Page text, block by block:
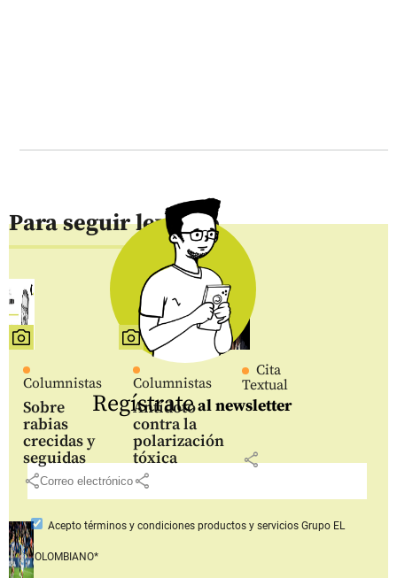
Para seguir leyendo
Columnistas
Sobre
rabias
crecidas y
seguidas
share
Columnistas
Antídoto
contra la
polarización
tóxica
share
Cita
Textual
share
Regístrateal newsletter
Aceptotérminos y condiciones productos y serviciosGrupo EL
COLOMBIANO*